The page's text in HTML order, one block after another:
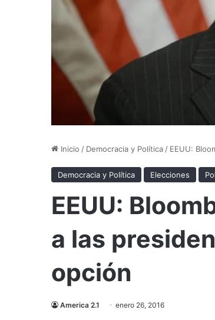
Inicio / Democracia y Política / EEUU:
Democracia y Política Elecciones
EEUU:
a las
opción
America 2.1 enero 26, 2016